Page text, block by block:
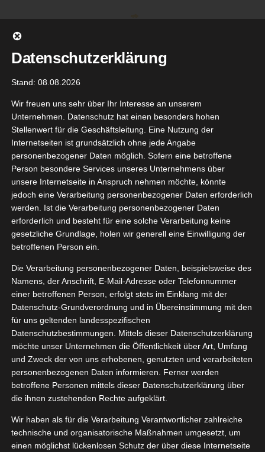
springen
Gehe zu ...
Zeige
grösseres
Bild
Datenschutzerklärung
Stand: 08.08.2026
Wir freuen uns sehr über Ihr Interesse an unserem
Unternehmen. Datenschutz hat einen besonders hohen
Stellenwert für die Geschäftsleitung. Eine Nutzung der
Internetseiten ist grundsätzlich ohne jede Angabe
personenbezogener Daten möglich. Sofern eine betroffene
Person besondere Services unseres Unternehmens über
unsere Internetseite in Anspruch nehmen möchte, könnte
jedoch eine Verarbeitung personenbezogener Daten erforderlich
werden. Ist die Verarbeitung personenbezogener Daten
erforderlich und besteht für eine solche Verarbeitung keine
gesetzliche Grundlage, holen wir generell eine Einwilligung der
betroffenen Person ein.
Die Verarbeitung personenbezogener Daten, beispielsweise des
Namens, der Anschrift, E-Mail-Adresse oder Telefonnummer
einer betroffenen Person, erfolgt stets im Einklang mit der
Datenschutz-Grundverordnung und in Übereinstimmung mit den
für uns geltenden landesspezifischen
Datenschutzbestimmungen. Mittels dieser Datenschutzerklärung
möchte unser Unternehmen die Öffentlichkeit über Art, Umfang
und Zweck der von uns erhobenen, genutzten und verarbeiteten
personenbezogenen Daten informieren. Ferner werden
betroffene Personen mittels dieser Datenschutzerklärung über
die ihnen zustehenden Rechte aufgeklärt.
Wir haben als für die Verarbeitung Verantwortlicher zahlreiche
technische und organisatorische Maßnahmen umgesetzt, um
einen möglichst lückenlosen Schutz der über diese Internetseite